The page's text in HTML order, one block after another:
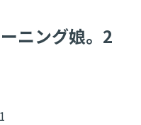
ニング娘。2